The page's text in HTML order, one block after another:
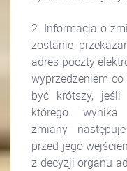
2. Informacja o
zostanie
adres poczty
wyprzedzeniem
być krótszy,
którego wynika
zmiany
przed jego
z decyzji organu